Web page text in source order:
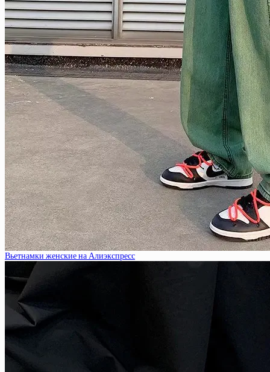
Вьетнамки женские на Алиэкспресс